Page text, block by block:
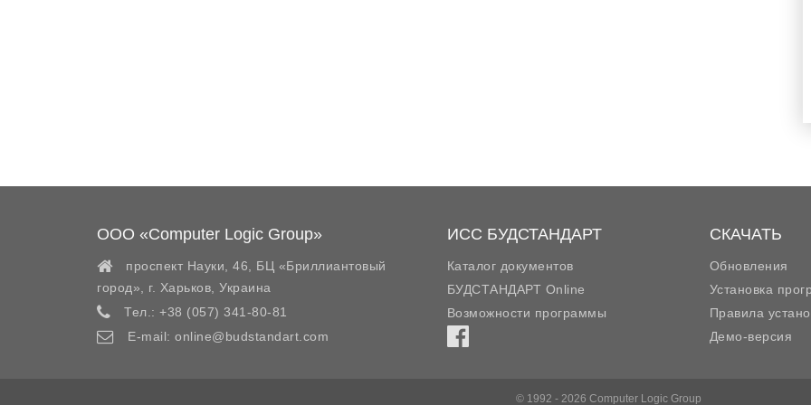
ООО «Computer Logic Group»
проспект Науки, 46, БЦ «Бриллиантовый
город»,
г. Харьков Украина
Тел.: +38 (057) 341-80-81
E-mail: online@budstandart.com
ИСС БУДСТАНДАРТ
Каталог документов
БУДСТАНДАРТ Online
Возможности программы
СКАЧАТЬ
Обновления
Установка
Правила
Демо-версия
© 1992 - 2026 Computer Logic Group